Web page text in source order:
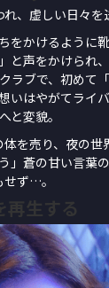
、虚しい日々
をかけるように
と声をかけられ
ラブで、初めて
いはやがてライ
と変貌。
を売り、夜の
」蒼の甘い言葉
せず…。
再生する